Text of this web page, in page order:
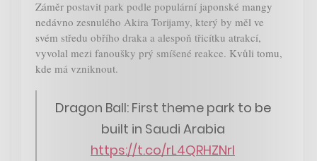
Záměr postavit park podle populární japonské mangy
nedávno zesnulého Akira Torijamy, který by měl ve
svém středu obřího draka a alespoň třicítku atrakcí,
vyvolal mezi fanoušky prý smíšené reakce. Kvůli tomu,
kde má vzniknout.
Dragon Ball: First theme park to be
built in Saudi Arabia
https://t.co/rL4QRHZNrI